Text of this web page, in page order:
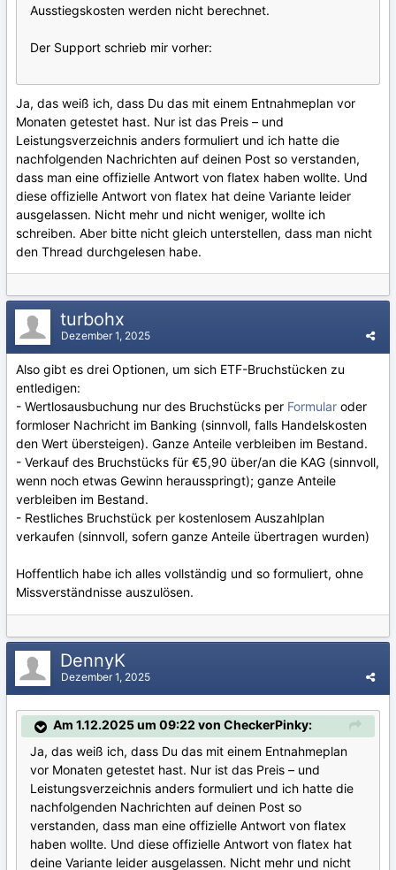
Ausstiegskosten werden nicht berechnet.
Der Support schrieb mir vorher:
Ja, das weiß ich, dass Du das mit einem Entnahmeplan vor
Monaten getestet hast. Nur ist das Preis – und
Leistungsverzeichnis anders formuliert und ich hatte die
nachfolgenden Nachrichten auf deinen Post so verstanden,
dass man eine offizielle Antwort von flatex haben wollte. Und
diese offizielle Antwort von flatex hat deine Variante leider
ausgelassen. Nicht mehr und nicht weniger, wollte ich
schreiben. Aber bitte nicht gleich unterstellen, dass man nicht
den Thread durchgelesen habe.
turbohx
Dezember 1, 2025
Also gibt es drei Optionen, um sich ETF-Bruchstücken zu
entledigen:
- Wertlosausbuchung nur des Bruchstücks per Formular oder
formloser Nachricht im Banking (sinnvoll, falls Handelskosten
den Wert übersteigen). Ganze Anteile verbleiben im Bestand.
- Verkauf des Bruchstücks für €5,90 über/an die KAG (sinnvoll,
wenn noch etwas Gewinn herausspringt); ganze Anteile
verbleiben im Bestand.
- Restliches Bruchstück per kostenlosem Auszahlplan
verkaufen (sinnvoll, sofern ganze Anteile übertragen wurden)
Hoffentlich habe ich alles vollständig und so formuliert, ohne
Missverständnisse auszulösen.
DennyK
Dezember 1, 2025
Am 1.12.2025 um 09:22 von CheckerPinky:
Ja, das weiß ich, dass Du das mit einem Entnahmeplan
vor Monaten getestet hast. Nur ist das Preis – und
Leistungsverzeichnis anders formuliert und ich hatte die
nachfolgenden Nachrichten auf deinen Post so
verstanden, dass man eine offizielle Antwort von flatex
haben wollte. Und diese offizielle Antwort von flatex hat
deine Variante leider ausgelassen. Nicht mehr und nicht